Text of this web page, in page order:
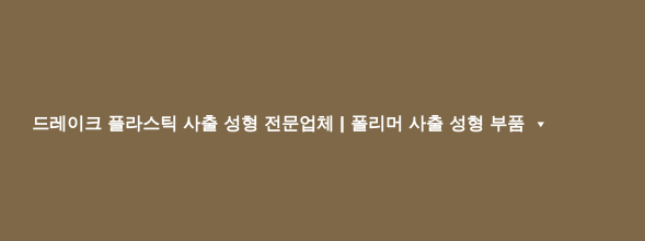
드레이크 플라스틱 사출 성형 전문업체 | 폴리머 사출 성형 부품